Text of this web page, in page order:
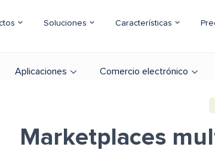
Soluciones Características
Aplicaciones Comercio electrónico
Marketplaces